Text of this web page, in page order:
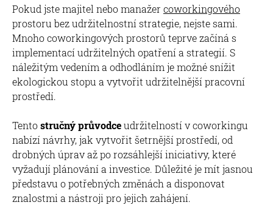
Pokud jste majitel nebo manažer coworkingového
prostoru bez udržitelnostní strategie, nejste sami.
Mnoho coworkingových prostorů teprve začíná s
implementací udržitelných opatření a strategií. S
náležitým vedením a odhodláním je možné snížit
ekologickou stopu a vytvořit udržitelnější pracovní
prostředí.
Tentostručnýprůvodceudržitelností v coworkingu
nabízí návrhy, jak vytvořit šetrnější prostředí, od
drobných úprav až po rozsáhlejší iniciativy, které
vyžadují plánování a investice. Důležité je mít jasnou
představu o potřebných změnách a disponovat
znalostmi a nástroji pro jejich zahájení.